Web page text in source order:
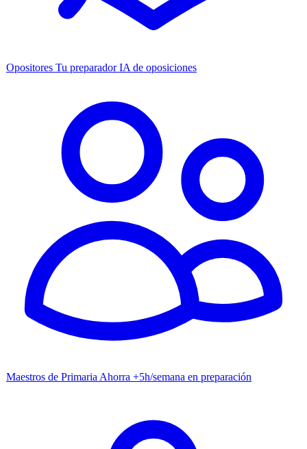
Opositores Tu preparador IA de oposiciones
Maestros de Primaria Ahorra +5h/semana en preparación